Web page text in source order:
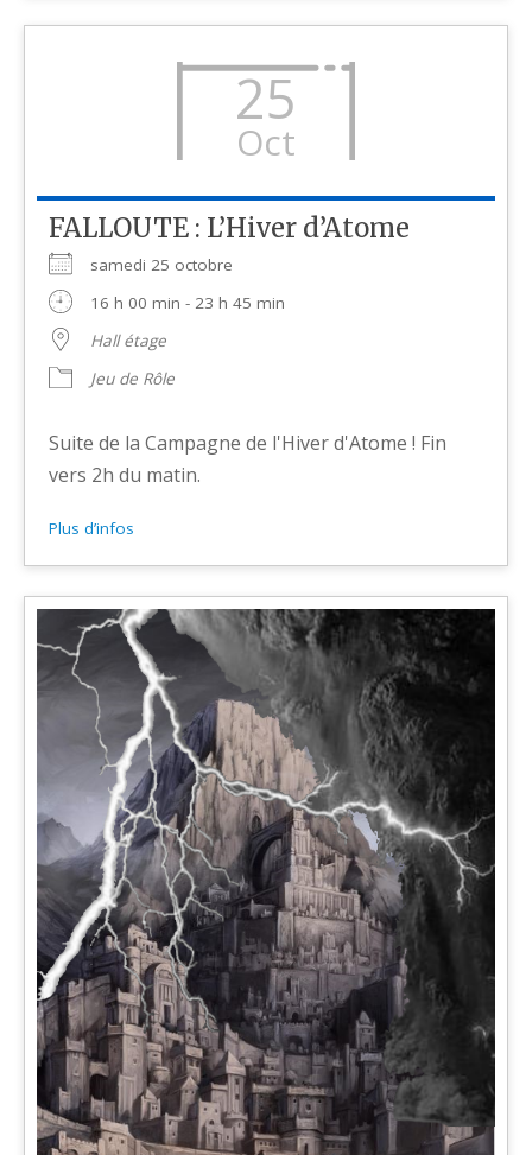
25
Oct
FALLOUTE : L’Hiver d’Atome
samedi 25 octobre
16 h 00 min - 23 h 45 min
Hall étage
Jeu de Rôle
Suite de la Campagne de l'Hiver d'Atome ! Fin
vers 2h du matin.
Plus d’infos